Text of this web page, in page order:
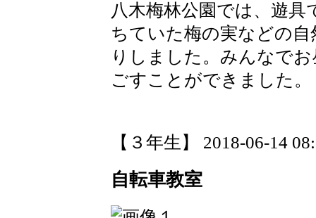
八木梅林公園では、遊
ちていた梅の実などの
りしました。みんなで
ごすことができました。
【３年生】 2018-06-14
自転車教室